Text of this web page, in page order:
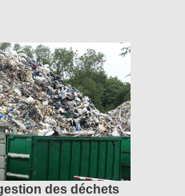
des déchets